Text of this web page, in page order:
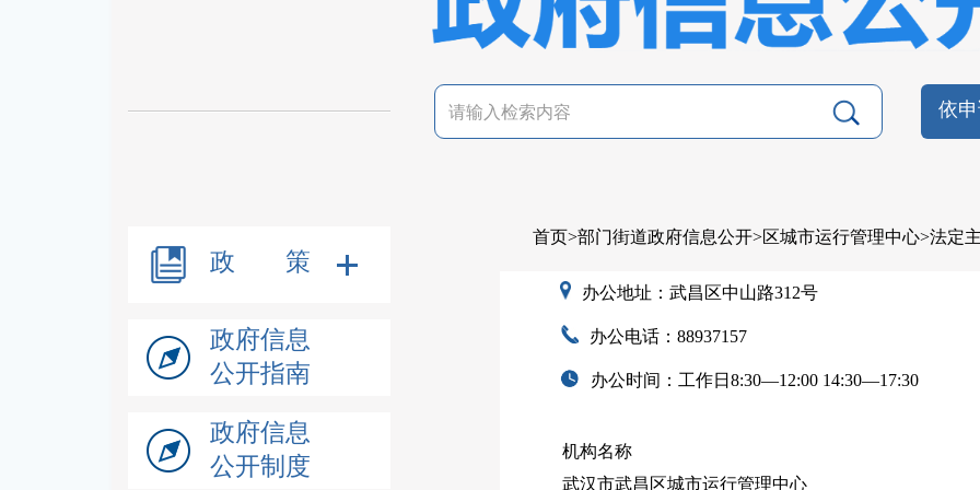
依
政 策
政府信息
公开指南
政府信息
公开制度
首页>部门街道政府信息公开>区城市运行管理中心>法定
办公地址：武昌区中山路312号
办公电话：88937157
办公时间：工作日8:30—12:00 14:30—17:30
机构名称
武汉市武昌区城市运行管理中心